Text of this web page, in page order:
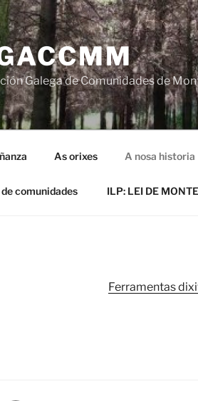
Galega de Comunidades de
As orixes A nosa historia
comunidades ILP: LEI DE
Ferramentas